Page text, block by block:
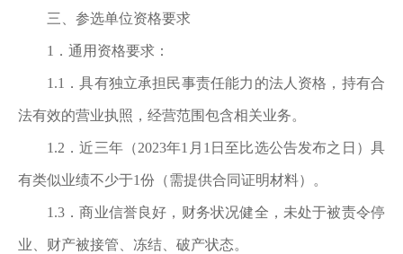
三、参选单位资格要求
1．通用资格要求：
1.1．具有独立承担民事责任能力的法人资格，持有合
法有效的营业执照，经营范围包含相关业务。
1.2．近三年（2023年1月1日至比选公告发布之日）具
有类似业绩不少于1份（需提供合同证明材料）。
1.3．商业信誉良好，财务状况健全，未处于被责令停
业 财产被接管、冻结、破产状态。